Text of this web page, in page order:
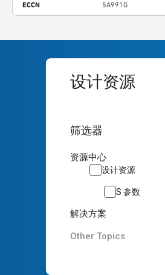
ECCN 5A991G
设计资源
筛选器
资源中心
设计资源
S 参数
解决方案
Other Topics